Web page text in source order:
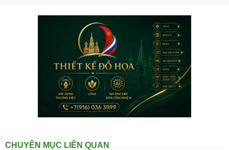
CHUYÊN MỤC LIÊN QUAN